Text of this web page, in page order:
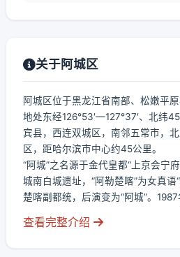
关于阿城区
阿城区位于黑龙江省南部、松嫩平
地处东经126°53′—127°37′、北纬
宾县，西连双城区，南邻五常市，
区，距哈尔滨市中心约45公里。
“阿城”之名源于金代皇都“上京会宁
城南白城遗址，“阿勒楚喀”为女真语
楚喀副都统，后演变为“阿城”。
查看完整介绍